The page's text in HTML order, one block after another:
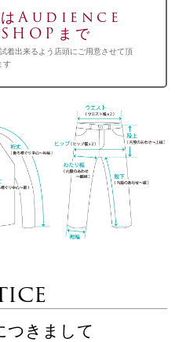
はAudience
まで
着出来るよう店頭にご用意させて頂
す
つきまして